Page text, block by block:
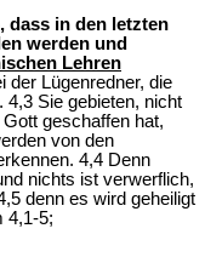
dass in den letzten
werden und
Lehren
der Lügenredner, die
Sie gebieten, nicht
geschaffen hat,
von den
4,4 Denn
nichts ist verwerflich,
denn es wird geheiligt
4,1-5;